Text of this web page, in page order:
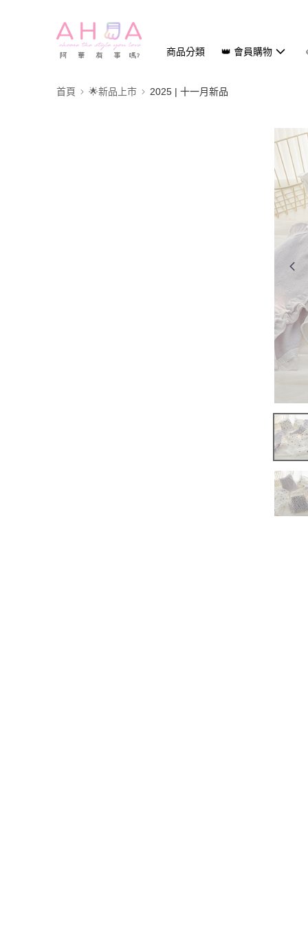
商品分類 👑 會員購物
首頁 🌟新品上市 2025 | 十一月新品